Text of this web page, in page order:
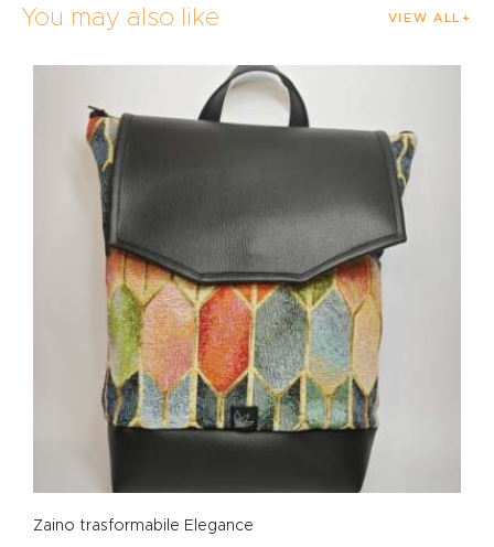
You may also like VIEW ALL
Zaino trasformabile Elegance